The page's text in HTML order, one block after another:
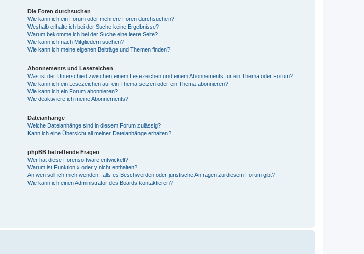
Die Foren durchsuchen
Wie kann ich ein Forum oder mehrere Foren durchsuchen?
Weshalb erhalte ich bei der Suche keine Ergebnisse?
Warum bekomme ich bei der Suche eine leere Seite?
Wie kann ich nach Mitgliedern suchen?
Wie kann ich meine eigenen Beiträge und Themen finden?
Abonnements und Lesezeichen
Was ist der Unterschied zwischen einem Lesezeichen und einem Abonnements für ein Thema oder Forum?
Wie kann ich ein Lesezeichen auf ein Thema setzen oder ein Thema abonnieren?
Wie kann ich ein Forum abonnieren?
Wie deaktiviere ich meine Abonnements?
Dateianhänge
Welche Dateianhänge sind in diesem Forum zulässig?
Kann ich eine Übersicht all meiner Dateianhänge erhalten?
phpBB betreffende Fragen
Wer hat diese Forensoftware entwickelt?
Warum ist Funktion x oder y nicht enthalten?
An wen soll ich mich wenden, falls es Beschwerden oder juristische Anfragen zu diesem Forum gibt?
Wie kann ich einen Administrator des Boards kontaktieren?